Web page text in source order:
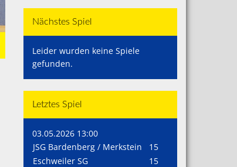
Nächstes Spiel
Leider wurden keine Spiele
gefunden.
Letztes Spiel
03.05.2026 13:00
JSG Bardenberg / Merkstein
15
Eschweiler SG
15